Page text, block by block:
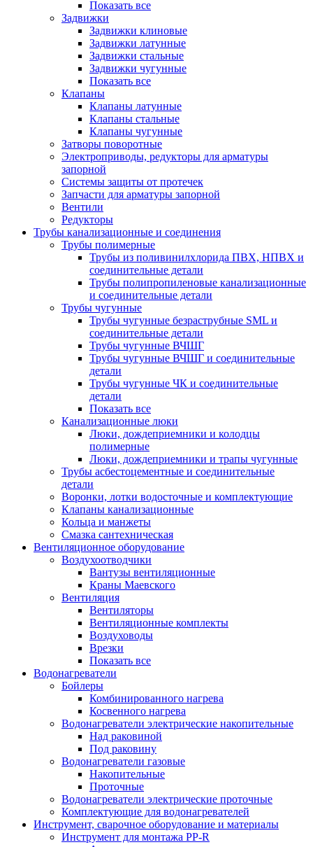
Показать все
Задвижки
Задвижки клиновые
Задвижки латунные
Задвижки стальные
Задвижки чугунные
Показать все
Клапаны
Клапаны латунные
Клапаны стальные
Клапаны чугунные
Затворы поворотные
Электроприводы, редукторы для арматуры
запорной
Системы защиты от протечек
Запчасти для арматуры запорной
Вентили
Редукторы
Трубы канализационные и соединения
Трубы полимерные
Трубы из поливинилхлорида ПВХ, НПВХ и
соединительные детали
Трубы полипропиленовые канализационные
и соединительные детали
Трубы чугунные
Трубы чугунные безраструбные SML и
соединительные детали
Трубы чугунные ВЧШГ
Трубы чугунные ВЧШГ и соединительные
детали
Трубы чугунные ЧК и соединительные
детали
Показать все
Канализационные люки
Люки, дождеприемники и колодцы
полимерные
Люки, дождеприемники и трапы чугунные
Трубы асбестоцементные и соединительные
детали
Воронки, лотки водосточные и комплектующие
Клапаны канализационные
Кольца и манжеты
Смазка сантехническая
Вентиляционное оборудование
Воздухоотводчики
Вантузы вентиляционные
Краны Маевского
Вентиляция
Вентиляторы
Вентиляционные комплекты
Воздуховоды
Врезки
Показать все
Водонагреватели
Бойлеры
Комбинированного нагрева
Косвенного нагрева
Водонагреватели электрические накопительные
Над раковиной
Под раковину
Водонагреватели газовые
Накопительные
Проточные
Водонагреватели электрические проточные
Комплектующие для водонагревателей
Инструмент, сварочное оборудование и материалы
Инструмент для монтажа PP-R